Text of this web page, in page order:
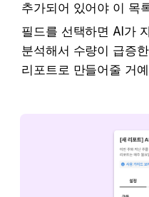
추가되어 있어야 이 목
필드를 선택하면 AI가
분석해서 수량이 급증
리포트로 만들어줄 거